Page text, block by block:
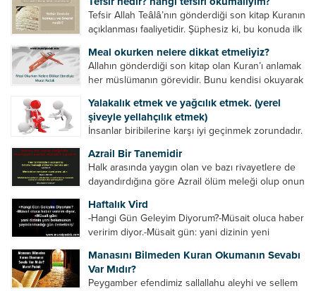
Tefsir Allah Teâlâ’nın gönderdiği son kitap Kuranın
açıklanması faaliyetidir. Şüphesiz ki, bu konuda ilk
ayetleri peygamber efendimize soruyor. O da
bunları izah ediyor/tefsir ediyordu. “Biz sana...
Meal okurken nelere dikkat etmeliyiz?
Allahın gönderdiği son kitap olan Kuran’ı anlamak
her müslümanın görevidir. Bunu kendisi okuyarak
yollarla anlamaya çalışmalıdır. Meal nedir? Arapça
bir kelime olan meal;...
Yalakalık etmek ve yağcılık etmek. (yerel
şiveyle yellahçılık etmek)
İnsanlar biribilerine karşı iyi geçinmek zorundadır.
makam gücü, nesep gücü, maddi güç, fiziki güç)
diğer insanları ezebiliyor. Normal şartlarda elinde
bu güçler...
Azrail Bir Tanemidir
Halk arasında yaygın olan ve bazı rivayetlere de
dayandırdığına göre Azrail ölüm meleği olup onun
Azrail tek başına aynı anda binlerce insanın
canını...
Haftalık Vird
-Hangi Gün Geleyim Diyorum?-Müsait oluca haber
veririm diyor.-Müsait gün: yani dizinin yeni
efendinin Haftalık Virdi HAFTALIK VİRD Pazartesi
Günü Hangi VİRD var?20:00 Star TV –...
Manasını Bilmeden Kuran Okumanın Sevabı
Var Mıdır?
Peygamber efendimiz sallallahu aleyhi ve sellem